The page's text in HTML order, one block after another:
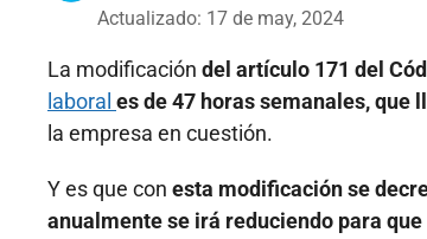
Actualizado: 17 de may, 2024
La modificación del artículo 171 del
laboral es de 47 horas semanales, que
la empresa en cuestión.
Y es que con esta modificación se
anualmente se irá reduciendo para